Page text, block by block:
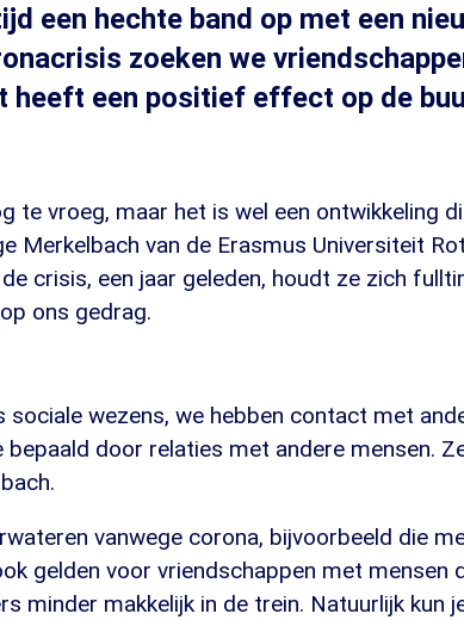
een hechte band op met een
zoeken we
heeft een positief effect op de
te vroeg, maar het is wel een ontwikkeling
Merkelbach van de Erasmus Universiteit
crisis, een jaar geleden, houdt ze zich
ons gedrag.
sociale wezens, we hebben contact met
door relaties met andere mensen.
vanwege corona, bijvoorbeeld die
gelden voor vriendschappen met mensen
minder makkelijk in de trein. Natuurlijk kun